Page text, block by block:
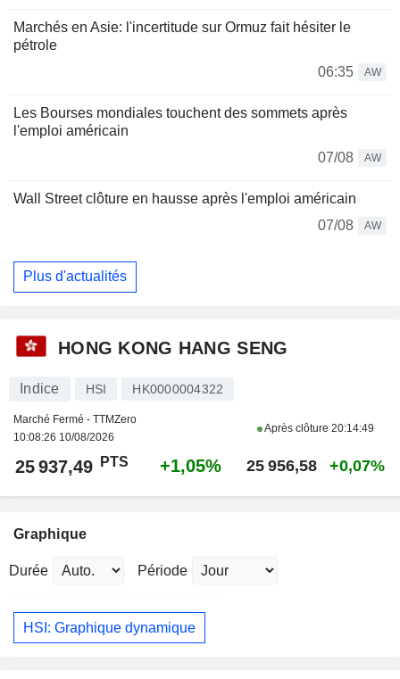
Marchés en Asie: l'incertitude sur Ormuz fait hésiter le
pétrole
06:35
AW
Les Bourses mondiales touchent des sommets après
l'emploi américain
07/08
AW
Wall Street clôture en hausse après l'emploi américain
07/08
AW
Plus d'actualités
HONG KONG HANG SENG
Indice HSI HK0000004322
Marché Fermé - TTMZero
10:08:26 10/08/2026
Après clôture 20:14:49
25 937,49 PTS +1,05% 25 956,58 +0,07%
Graphique
Durée Période
HSI: Graphique dynamique